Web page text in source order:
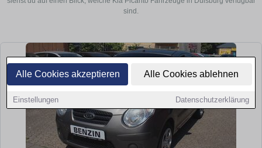
Alle Cookies akzeptieren Alle Cookies ablehnen
Einstellungen Datenschutzerklärung
sind.